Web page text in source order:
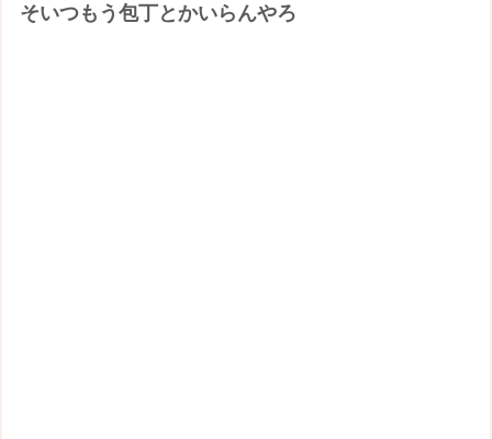
そいつもう包丁とかいらんやろ